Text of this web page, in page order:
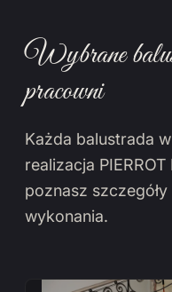
Wybrane
pracowni
Każda balustrada
realizacja
poznasz
wykonania.